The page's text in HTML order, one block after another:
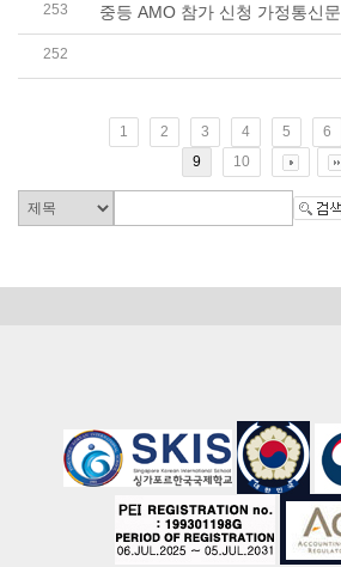
253 중등 AMO 참가 신청 가정통신문
252
1 2 3 4 5 6
9
10